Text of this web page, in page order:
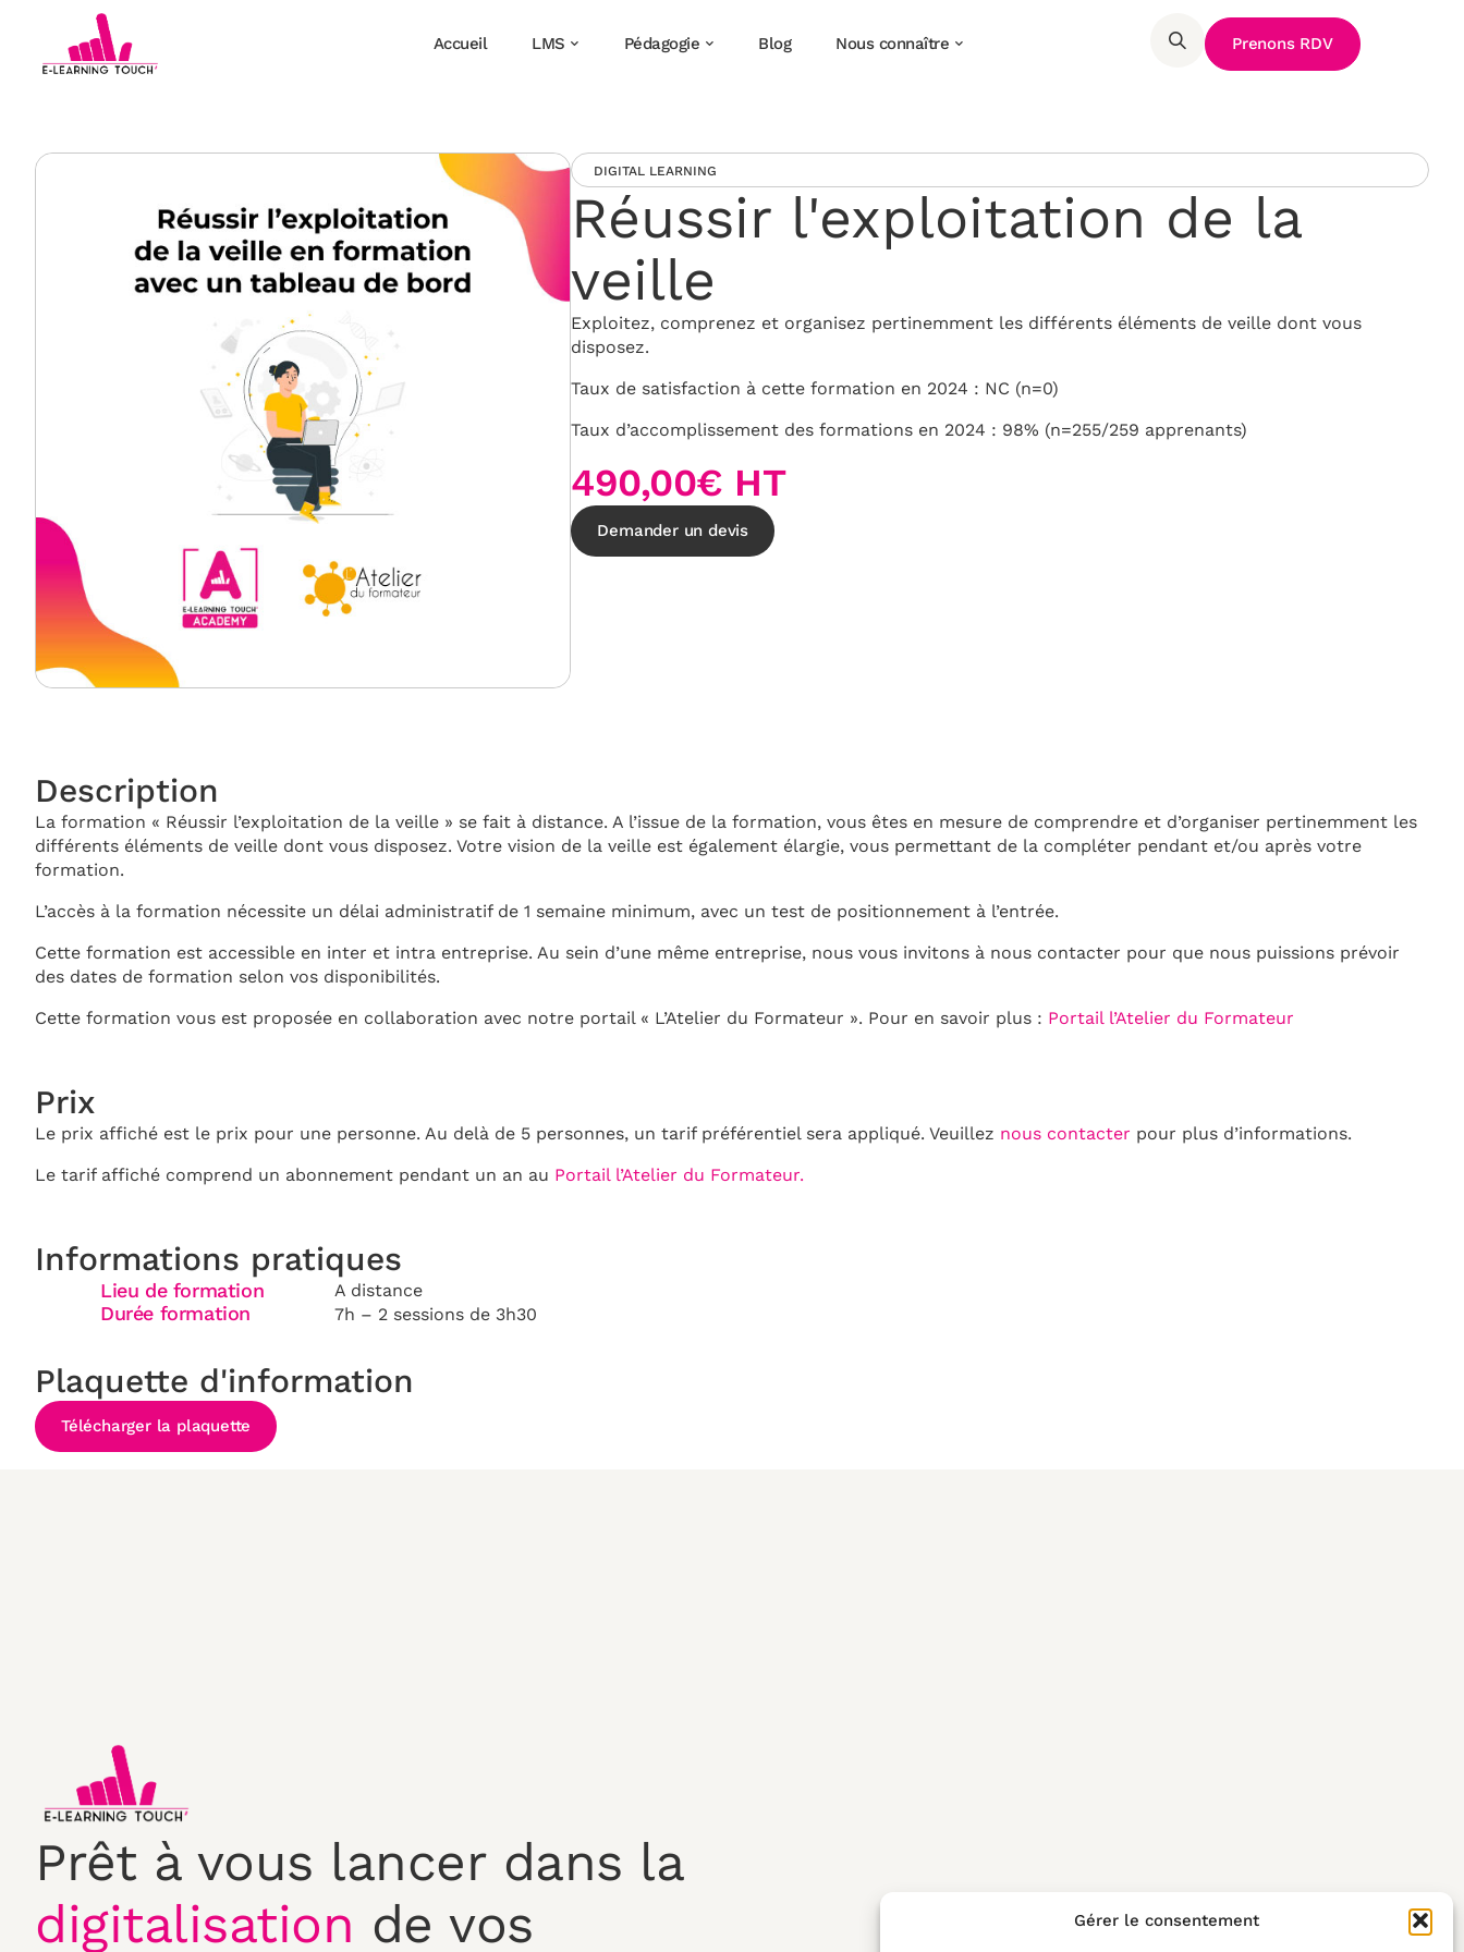
Gérer le consentement
Accueil LMS Pédagogie Blog Nous connaître Prenons RDV
DIGITAL LEARNING
Réussir l'exploitation de la
veille
Exploitez, comprenez et organisez pertinemment les différents éléments de veille dont vous
disposez.
Taux de satisfaction à cette formation en 2024 : NC (n=0)
Taux d’accomplissement des formations en 2024 : 98% (n=255/259 apprenants)
490,00€ HT
Demander un devis
Description
La formation « Réussir l’exploitation de la veille » se fait à distance. A l’issue de la formation, vous êtes en mesure de comprendre et d’organiser pertinemment les
différents éléments de veille dont vous disposez. Votre vision de la veille est également élargie, vous permettant de la compléter pendant et/ou après votre
formation.
L’accès à la formation nécessite un délai administratif de 1 semaine minimum, avec un test de positionnement à l’entrée.
Cette formation est accessible en inter et intra entreprise. Au sein d’une même entreprise, nous vous invitons à nous contacter pour que nous puissions prévoir
des dates de formation selon vos disponibilités.
Cette formation vous est proposée en collaboration avec notre portail « L’Atelier du Formateur ». Pour en savoir plus : Portail l’Atelier du Formateur
Prix
Le prix affiché est le prix pour une personne. Au delà de 5 personnes, un tarif préférentiel sera appliqué. Veuillez nous contacter pour plus d’informations.
Le tarif affiché comprend un abonnement pendant un an au Portail l’Atelier du Formateur.
Informations pratiques
Lieu de formation
Durée formation
A distance
7h – 2 sessions de 3h30
Plaquette d'information
Télécharger la plaquette
Prêt à vous lancer dans la
digitalisation de vos